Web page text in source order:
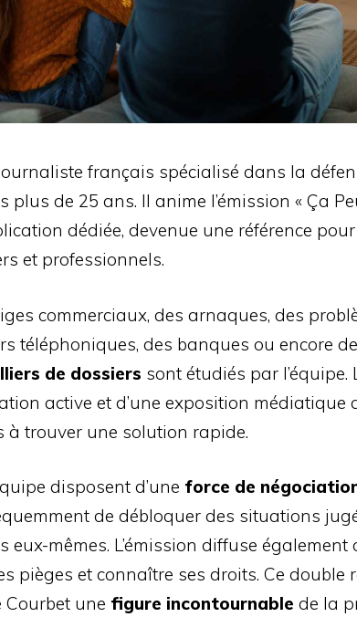
français spécialisé dans la
de 25 ans. Il anime l’émission « Ça
dédiée, devenue une référence
et professionnels.
commerciaux, des arnaques, des
téléphoniques, des banques ou encore
de dossiers sont étudiés par l’équipe.
active et d’une exposition médiatique
à trouver une solution rapide.
disposent d’une force de
de débloquer des situations
eux-mêmes. L’émission diffuse également
pièges et connaître ses droits. Ce double
Courbet une figure incontournable de la